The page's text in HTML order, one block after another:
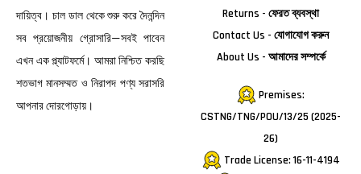
দায়িত্ব। চাল ডাল থেকে শুরু করে দৈনন্দিন
সব প্রয়োজনীয় গ্রোসারি—সবই পাবেন
এখন এক প্ল্যাটফর্মে। আমরা নিশ্চিত করছি
শতভাগ মানসম্মত ও নিরাপদ পণ্য সরাসরি
আপনার দোরগোড়ায়।
Returns - ফেরত ব্যবস্থা
Contact Us - যোগাযোগ করুন
About Us - আমাদের সম্পর্কে
Premises:
CSTNG/TNG/POU/13/25 (2025-
26)
Trade License: 16-11-4194